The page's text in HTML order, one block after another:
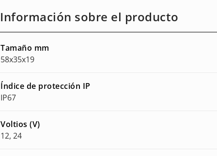
Información sobre el producto
Tamaño mm
58x35x19
Índice de protección IP
IP67
Voltios (V)
12, 24